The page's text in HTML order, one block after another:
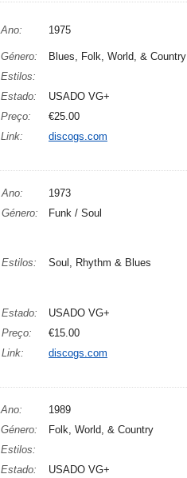
Ano: 1975
Género:
Blues, Folk, World, & Country
Estilos:
Estado:
USADO VG+
Preço:
€25.00
Link:
discogs.com
Ano:
1973
Género: Funk / Soul
Estilos: Soul, Rhythm & Blues
Estado:
USADO VG+
Preço:
€15.00
Link:
discogs.com
Ano:
1989
Género:
Folk, World, & Country
Estilos:
Estado:
USADO VG+